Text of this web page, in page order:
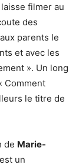
filmer au
des
parents le
et avec les
». Un long
Comment
le titre de
de Marie-
est un